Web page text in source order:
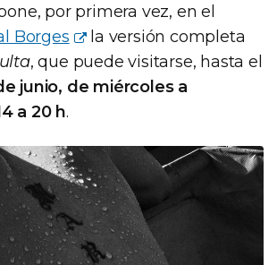
por primera vez, en el
Borges
la versión completa
, que puede visitarse, hasta el
junio, de miércoles a
a 20 h.